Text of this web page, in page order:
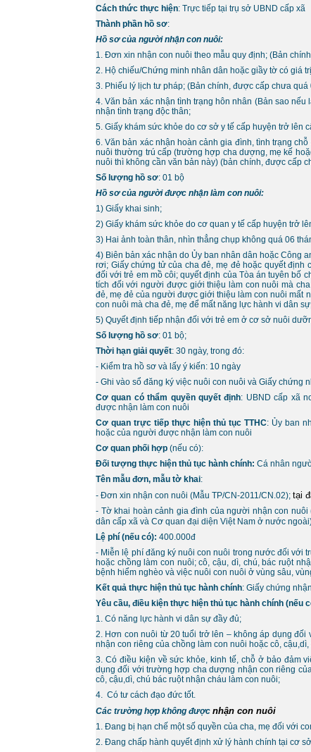
Cách thức thực hiện: Trực tiếp tại trụ sở UBND cấp xã
Thành phần hồ sơ:
Hồ sơ của người nhận con nuôi:
1. Đơn xin nhận con nuôi theo mẫu quy định; (Bản
2. Hộ chiếu/Chứng minh nhân dân hoặc giầy tờ có giá
3. Phiếu lý lịch tư pháp; (Bản chính, được cấp chưa quá
4. Văn bản xác nhận tình trạng hôn nhân (Bản sao
nhận tình trạng độc thân;
5. Giấy khám sức khỏe do cơ sở y tế cấp huyện trở lên
6. Văn bản xác nhận hoàn cảnh gia đình, tình trạng
nuôi thường trú cấp (trường hợp cha dượng, mẹ kế
nuôi thì không cần văn bản này) (bản chính, được cấp
Số lượng hồ sơ: 01 bộ
Hồ sơ của người được nhận làm con nuôi:
1) Giấy khai sinh;
2) Giấy khám sức khỏe do cơ quan y tế cấp huyện trở
3) Hai ảnh toàn thân, nhìn thẳng chụp không quá 06
4) Biên bản xác nhận do Ủy ban nhân dân hoặc Công
rơi; Giấy chứng tử của cha đẻ, mẹ đẻ hoặc quyết định
đối với trẻ em mồ côi; quyết định của Tòa án tuyên bố
tích đối với người được giới thiệu làm con nuôi mà
đẻ, mẹ đẻ của người được giới thiệu làm con nuôi
con nuôi mà cha đẻ, mẹ để mất năng lực hành vi dân
5) Quyết định tiếp nhận đối với trẻ em ở cơ sở nuôi
Số lượng hồ sơ: 01 bộ;
Thời hạn giải quyết: 30 ngày, trong đó:
- Kiểm tra hồ sơ và lấy ý kiến: 10 ngày
- Ghi vào sổ đăng ký việc nuôi con nuôi và Giấy chứng
Cơ quan có thẩm quyền quyết định: UBND cấp xã
được nhận làm con nuôi
Cơ quan trực tiếp thực hiện thủ tục TTHC: Ủy ban
hoặc của người được nhận làm con nuôi
Cơ quan phối hợp (nếu có):
Đối tượng thực hiện thủ tục hành chính: Cá nhân
Tên mẫu đơn, mẫu tờ khai:
- Đơn xin nhận con nuôi (Mẫu TP/CN-2011/CN.02); tại
- Tờ khai hoàn cảnh gia đình của người nhận con
dân cấp xã và Cơ quan đại diện Việt Nam ở nước
Lệ phí (nếu có): 400.000đ
- Miễn lệ phí đăng ký nuôi con nuôi trong nước đối với
hoặc chồng làm con nuôi; cô, cậu, dì, chú, bác ruột
bệnh hiểm nghèo và việc nuôi con nuôi ở vùng sâu,
Kết quả thực hiện thủ tục hành chính: Giấy chứng
Yêu cầu, điều kiện thực hiện thủ tục hành chính (nếu
1. Có năng lực hành vi dân sự đầy đủ;
2. Hơn con nuôi từ 20 tuổi trở lên – không áp dụng
nhận con riêng của chồng làm con nuôi hoặc cô,
3. Có điều kiện về sức khỏe, kinh tế, chỗ ở bảo đảm
dụng đối với trường hợp cha dượng nhận con riêng
cô, cậu,dì, chú bác ruột nhận cháu làm con nuôi;
4. Có tư cách đạo đức tốt.
Các trường hợp không được nhận con nuôi
1. Đang bị hạn chế một số quyền của cha, mẹ đối với
2. Đang chấp hành quyết định xử lý hành chính tại cơ